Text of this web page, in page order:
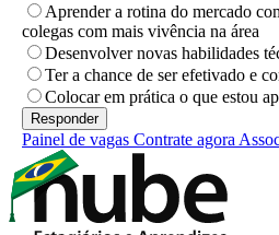
Aprender a rotina do mercado
colegas com mais vivência na área
Desenvolver novas habilidades
Ter a chance de ser efetivado e
Colocar em prática o que estou
Painel de vagas Contrate agora